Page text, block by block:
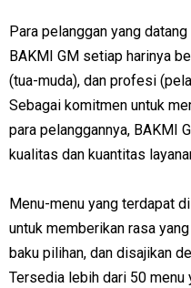
Para pelanggan yang
BAKMI GM setiap harinya
(tua-muda), dan profesi
Sebagai komitmen untuk
para pelanggannya, BAKMI
kualitas dan kuantitas
Menu-menu yang terdapat
untuk memberikan rasa
baku pilihan, dan disajikan
Tersedia lebih dari 50